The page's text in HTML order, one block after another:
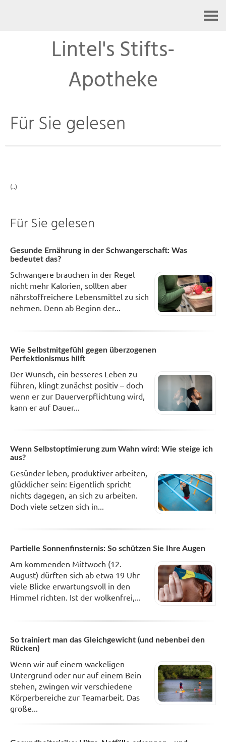
Lintel's Stifts-
Apotheke
Für Sie gelesen
(..)
Für Sie gelesen
Gesunde Ernährung in der Schwangerschaft: Was
bedeutet das?
Schwangere brauchen in der Regel
nicht mehr Kalorien, sollten aber
nährstoffreichere Lebensmittel zu sich
nehmen. Denn ab Beginn der...
Wie Selbstmitgefühl gegen überzogenen
Perfektionismus hilft
Der Wunsch, ein besseres Leben zu
führen, klingt zunächst positiv – doch
wenn er zur Dauerverpflichtung wird,
kann er auf Dauer...
Wenn Selbstoptimierung zum Wahn wird: Wie steige ich
aus?
Gesünder leben, produktiver arbeiten,
glücklicher sein: Eigentlich spricht
nichts dagegen, an sich zu arbeiten.
Doch viele setzen sich in...
Partielle Sonnenfinsternis: So schützen Sie Ihre Augen
Am kommenden Mittwoch (12.
August) dürften sich ab etwa 19 Uhr
viele Blicke erwartungsvoll in den
Himmel richten. Ist der wolkenfrei,...
So trainiert man das Gleichgewicht (und nebenbei den
Rücken)
Wenn wir auf einem wackeligen
Untergrund oder nur auf einem Bein
stehen, zwingen wir verschiedene
Körperbereiche zur Teamarbeit. Das
große...